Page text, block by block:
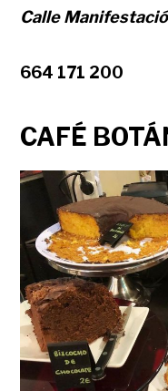
Calle
664 171 200
CAFÉ